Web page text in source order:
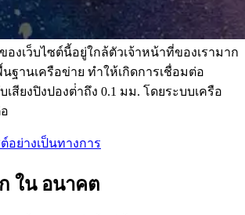
องเว็บไซต์นี้อยู่ใกล้ตัวเจ้าหน้าที่ของเรามาก
นฐานเครือข่าย ทําให้เกิดการเชื่อมต่อ
สียงปิงปองต่ําถึง 0.1 มม. โดยระบบเครือ
ต์อย่างเป็นทางการ
ใน อนาคต